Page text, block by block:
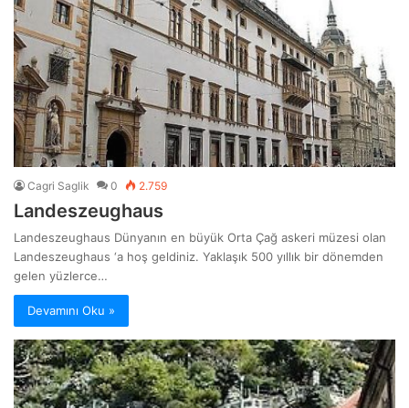
Cagri Saglik 0 2.759
Landeszeughaus
Landeszeughaus Dünyanın en büyük Orta Çağ askeri müzesi olan
Landeszeughaus ‘a hoş geldiniz. Yaklaşık 500 yıllık bir dönemden
gelen yüzlerce…
Devamını Oku »